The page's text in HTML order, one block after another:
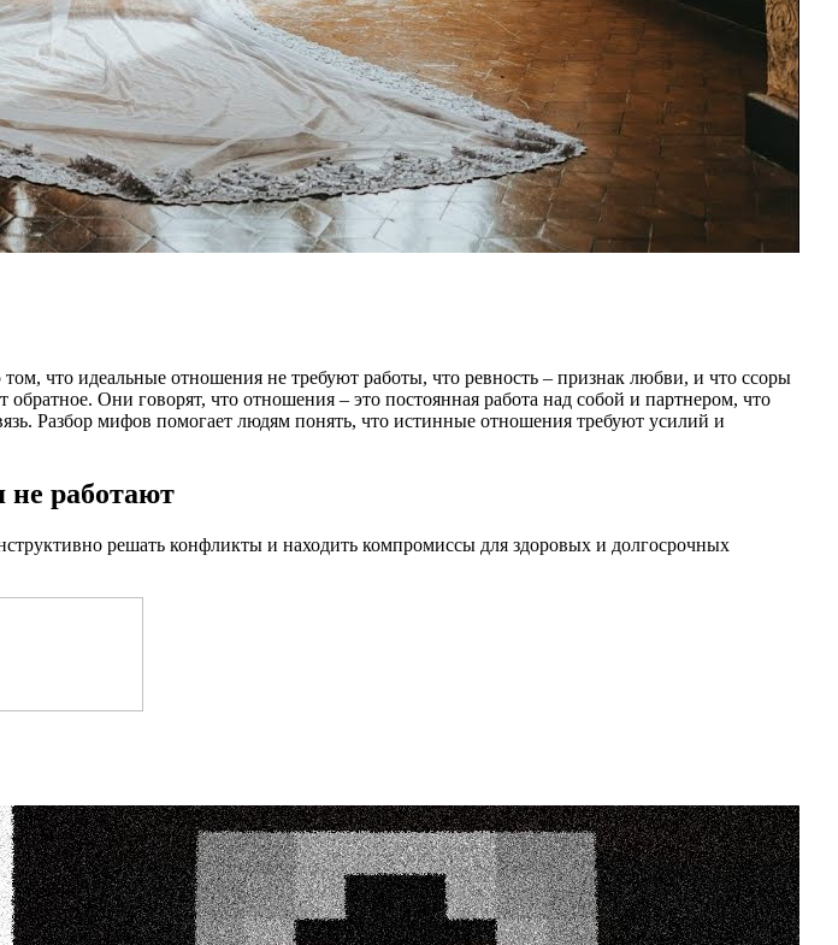
что идеальные отношения не требуют работы, что ревность – признак любви, и что ссоры
Они говорят, что отношения – это постоянная работа над собой и партнером, что
Разбор мифов помогает людям понять, что истинные отношения требуют усилий и
не работают
решать конфликты и находить компромиссы для здоровых и долгосрочных